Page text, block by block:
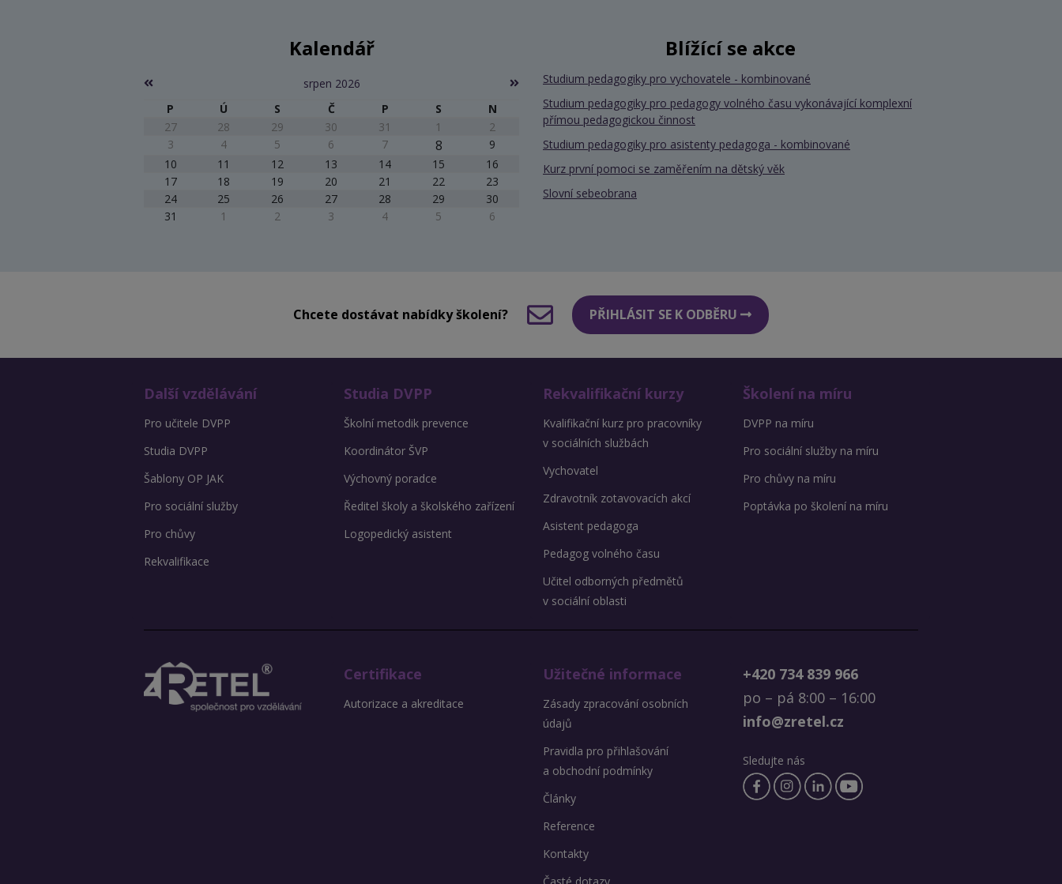
Kalendář
srpen 2026
P
Ú S Č P S
N
27
28 29 30 31 1
2
3
4 5 6 7 8
9
10
11 12 13 14 15
16
17
18 19 20 21 22
23
24
25 26 27 28 29
30
31
1 2 3 4 5 6
Blížící se akce
Studium pedagogiky pro vychovatele - kombinované
Studium pedagogiky pro pedagogy volného času vykonávající komplexní
přímou pedagogickou činnost
Studium pedagogiky pro asistenty pedagoga - kombinované
Kurz první pomoci se zaměřením na dětský věk
Slovní sebeobrana
Chcete dostávat nabídky školení? PŘIHLÁSIT SE K ODBĚRU
Další vzdělávání
Pro učitele DVPP
Studia DVPP
Šablony OP JAK
Pro sociální služby
Pro chůvy
Rekvalifikace
Studia DVPP
Školní metodik prevence
Koordinátor ŠVP
Výchovný poradce
Ředitel školy a školského zařízení
Logopedický asistent
Rekvalifikační kurzy
Kvalifikační kurz pro pracovníky
v sociálních službách
Vychovatel
Zdravotník zotavovacích akcí
Asistent pedagoga
Pedagog volného času
Učitel odborných předmětů
v sociální oblasti
Školení na míru
DVPP na míru
Pro sociální služby na míru
Pro chůvy na míru
Poptávka po školení na míru
Certifikace
Autorizace a akreditace
Užitečné informace
Zásady zpracování osobních
údajů
Pravidla pro přihlašování
a obchodní podmínky
Články
Reference
Kontakty
Časté dotazy
+420 734 839 966
po – pá 8:00 – 16:00
info@zretel.cz
Sledujte nás